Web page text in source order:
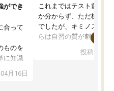
ができ
合って
ものを
に知識
の習
るの
月16日
これまではテスト前に何
か分からず、ただ机に座
でしたが、キミノスクー
らは自習の質が劇的に変
を明確にしてくれるの
投稿日：